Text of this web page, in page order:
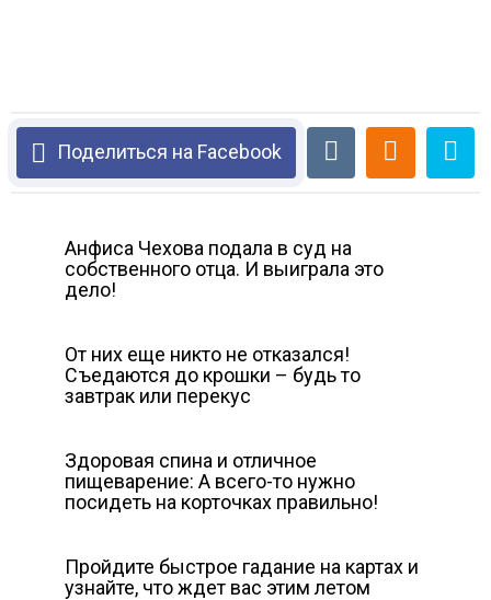
Поделиться на Facebook
Анфиса Чехова подала в суд на
собственного отца. И выиграла это
дело!
От них еще никто не отказался!
Съедаются до крошки – будь то
завтрак или перекус
Здоровая спина и отличное
пищеварение: А всего-то нужно
посидеть на корточках правильно!
Пройдите быстрое гадание на картах и
узнайте, что ждет вас этим летом